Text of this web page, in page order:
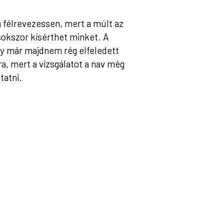
félrevezessen, mert a múlt az
kísérthet minket. A
már majdnem rég elfeledett
mert a vizsgálatot a nav még